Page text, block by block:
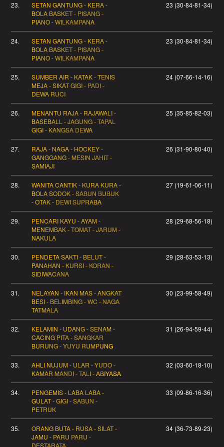
23.
SETAN GANTUNG - KERA -
BOLA BASKET - PISANG -
PIANO - WILKAMPANA
23 (30-84-81-34)
24.
SETAN GANTUNG - KERA -
BOLA BASKET - PISANG -
PIANO - WILKAMPANA
23 (30-84-81-34)
25.
SUMBER AIR - KATAK - TENIS
MEJA - SIKAT GIGI - PADI -
DEWA RUCI
24 (07-66-14-16)
26.
MENANTU RAJA - RAJAWALI -
BASEBALL - JAGUNG - TAPAL
GIGI - KANGSA DEWA
25 (35-85-82-03)
27.
RAJA - NAGA - HOCKEY -
GANGGANG - MESIN JAHIT -
SAMIAJI
26 (31-90-80-40)
28.
WANITA CANTIK - KURA KURA -
BOLA SODOK - SABUN BUBUK
- OTAK - DEWI SUPRABA
27 (19-61-06-11)
29.
PENCARI KAYU - AYAM -
MENEMBAK - TOMAT - JARUM -
NAKULA
28 (29-68-56-18)
30.
PENDETA SAKTI - BELUT -
PANAHAN - KURSI - KORAN -
SIDIWACANA
29 (28-63-53-13)
31.
NELAYAN - IKAN MAS - ANGKAT
BESI - BELIMBING - WC - NAGA
TATMALA
30 (23-99-58-49)
32.
KELAMIN - UDANG - SENAM -
CACING PITA - SANGKAR
BURUNG - YUYU RUMPUNG
31 (26-94-59-44)
33.
AHLI NUJUM - ULAR - YUDO -
KAMAR MANDI - TALI - ABIYASA
32 (03-60-18-10)
34.
PENGEMIS - LABA LABA -
GULAT - GIGI - SABUN -
PETRUK
33 (09-86-16-36)
35.
ORANG BUTA - RUSA - SILAT -
JAMU - PARU PARU -
DESTARATA
34 (36-73-89-23)